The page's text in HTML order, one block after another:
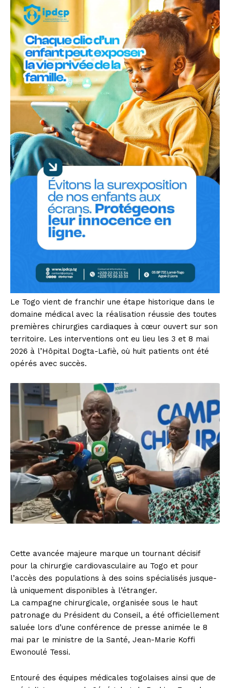
Le Togo vient de franchir une étape historique dans le
domaine médical avec la réalisation réussie des toutes
premières chirurgies cardiaques à cœur ouvert sur son
territoire. Les interventions ont eu lieu les 3 et 8 mai
2026 à l’Hôpital Dogta-Lafiè, où huit patients ont été
opérés avec succès.
Cette avancée majeure marque un tournant décisif
pour la chirurgie cardiovasculaire au Togo et pour
l’accès des populations à des soins spécialisés jusque-
là uniquement disponibles à l’étranger.
La campagne chirurgicale, organisée sous le haut
patronage du Président du Conseil, a été officiellement
saluée lors d’une conférence de presse animée le 8
mai par le ministre de la Santé, Jean-Marie Koffi
Ewonoulé Tessi.
Entouré des équipes médicales togolaises ainsi que de